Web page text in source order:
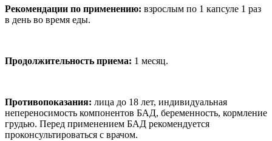
Рекомендации по применению: взрослым по 1 капсуле 1 раз
в день во время еды.
Продолжительность приема: 1 месяц.
Противопоказания: лица до 18 лет, индивидуальная
непереносимость компонентов БАД, беременность, кормление
грудью. Перед применением БАД рекомендуется
проконсультироваться с врачом.